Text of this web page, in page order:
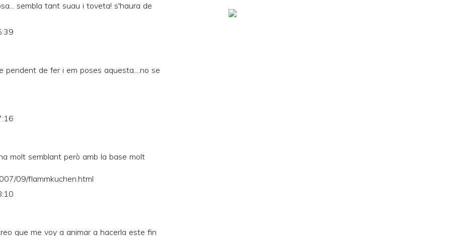
sembla tant suau i toveta! s'haura de
pendent de fer i em poses aquesta....no se
molt semblant però amb la base molt
09/flammkuchen.html
que me voy a animar a hacerla este fin